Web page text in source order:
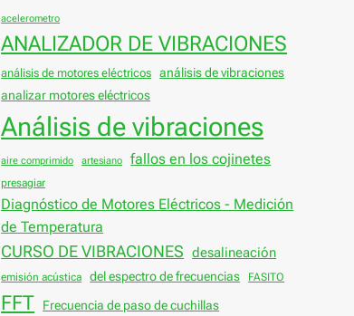
acelerometro
ANALIZADOR DE VIBRACIONES
análisis de motores eléctricos
análisis de vibraciones
analizar motores eléctricos
Análisis de vibraciones
aire comprimido artesiano fallos en los cojinetes
presagiar
Diagnóstico de Motores Eléctricos - Medición
de Temperatura
CURSO DE VIBRACIONES desalineación
emisión acústica del espectro de frecuencias FASITO
FFT Frecuencia de paso de cuchillas